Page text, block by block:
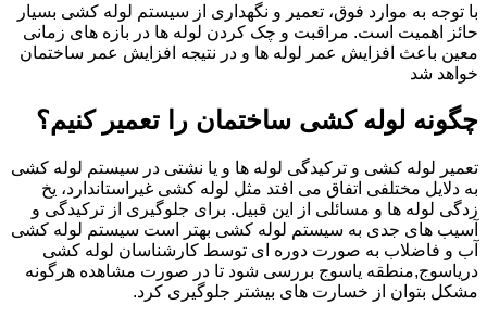
با توجه به موارد فوق، تعمیر و نگهداری از سیستم لوله کشی بسیار
حائز اهمیت است. مراقبت و چک کردن لوله ها در بازه های زمانی
معین باعث افزایش عمر لوله ها و در نتیجه افزایش عمر ساختمان
خواهد شد
چگونه لوله کشی ساختمان را تعمیر کنیم؟
تعمیر لوله کشی و ترکیدگی لوله ها و یا نشتی در سیستم لوله کشی
به دلایل مختلفی اتفاق می افتد مثل لوله کشی غیراستاندارد، یخ
زدگی لوله ها و مسائلی از این قبیل. برای جلوگیری از ترکیدگی و
آسیب های جدی به سیستم لوله کشی بهتر است سیستم لوله کشی
آب و فاضلاب به صورت دوره ای توسط کارشناسان لوله کشی
دریاسوج,منطقه یاسوج بررسی شود تا در صورت مشاهده هرگونه
مشکل بتوان از خسارت های بیشتر جلوگیری کرد.